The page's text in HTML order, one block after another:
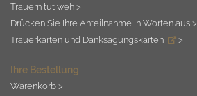
Trauern tut weh >
Drücken Sie Ihre Anteilnahme in Worten aus >
Trauerkarten und Danksagungskarten
>
Ihre Bestellung
Warenkorb >